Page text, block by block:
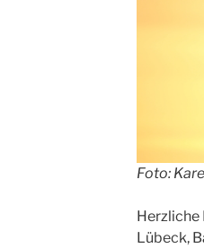
Foto:
Herzliche
Lübeck,